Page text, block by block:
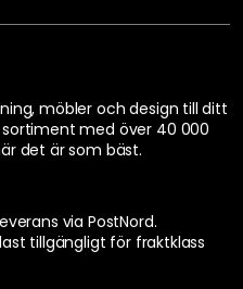
möbler och design till ditt
med över 40 000
det är som bäst.
via PostNord.
tillgängligt för fraktklass